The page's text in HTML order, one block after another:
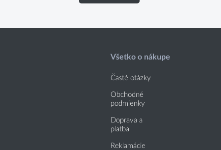
Všetko o nákupe
Časté otázky
Obchodné
podmienky
Doprava a
platba
Reklamácie